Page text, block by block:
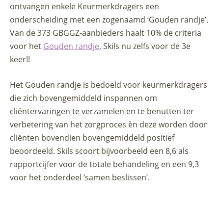
ontvangen enkele Keurmerkdragers een
onderscheiding met een zogenaamd ‘Gouden randje’.
Van de 373 GBGGZ-aanbieders haalt 10% de criteria
voor het Gouden randje, Skils nu zelfs voor de 3e
keer!!
Het Gouden randje is bedoeld voor keurmerkdragers
die zich bovengemiddeld inspannen om
cliëntervaringen te verzamelen en te benutten ter
verbetering van het zorgproces èn deze worden door
cliënten bovendien bovengemiddeld positief
beoordeeld. Skils scoort bijvoorbeeld een 8,6 als
rapportcijfer voor de totale behandeling en een 9,3
voor het onderdeel ‘samen beslissen’.